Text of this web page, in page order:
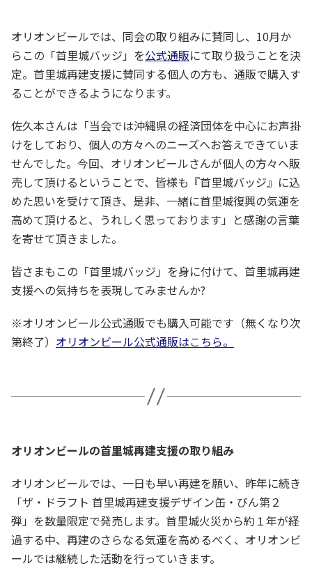
オリオンビールでは、同会の取り組みに賛同し、10月か
らこの「首里城バッジ」を公式通販にて取り扱うことを決
定。首里城再建支援に賛同する個人の方も、通販で購入す
ることができるようになります。
佐久本さんは「当会では沖縄県の経済団体を中心にお声掛
けをしており、個人の方々へのニーズへお答えできていま
せんでした。今回、オリオンビールさんが個人の方々へ販
売して頂けるということで、皆様も『首里城バッジ』に込
めた思いを受けて頂き、是非、一緒に首里城復興の気運を
高めて頂けると、うれしく思っております」と感謝の言葉
を寄せて頂きました。
皆さまもこの「首里城バッジ」を身に付けて、首里城再建
支援への気持ちを表現してみませんか?
※オリオンビール公式通販でも購入可能です（無くなり次
第終了） オリオンビール公式通販はこちら。
オリオンビールの首里城再建支援の取り組み
オリオンビールでは、一日も早い再建を願い、昨年に続き
「ザ・ドラフト 首里城再建支援デザイン缶・びん第２
弾」を数量限定で発売します。首里城火災から約１年が経
過する中、再建のさらなる気運を高めるべく、オリオンビ
ールでは継続した活動を行っていきます。